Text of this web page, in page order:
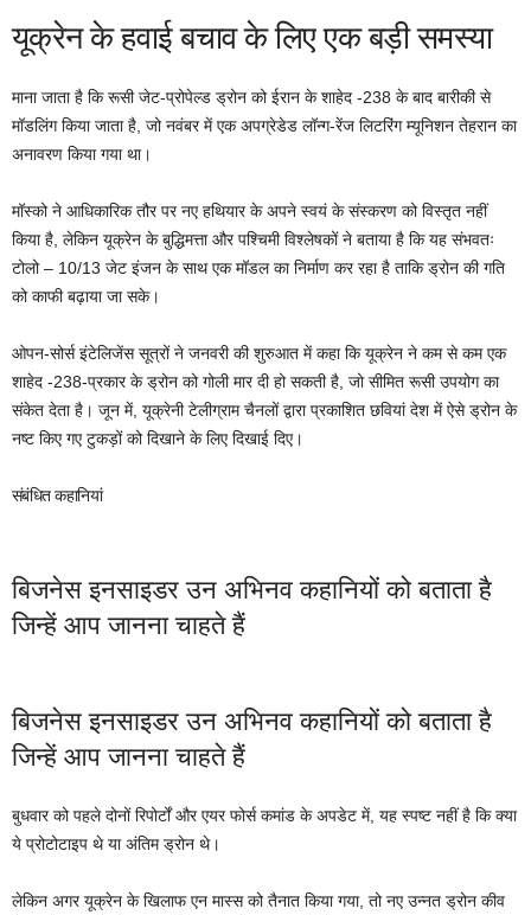
यूक्रेन के हवाई बचाव के लिए एक बड़ी समस्या
माना जाता है कि रूसी जेट-प्रोपेल्ड ड्रोन को ईरान के शाहेद -238 के बाद बारीकी से
मॉडलिंग किया जाता है, जो नवंबर में एक अपग्रेडेड लॉन्ग-रेंज लिटरिंग म्यूनिशन तेहरान का
अनावरण किया गया था।
मॉस्को ने आधिकारिक तौर पर नए हथियार के अपने स्वयं के संस्करण को विस्तृत नहीं
किया है, लेकिन यूक्रेन के बुद्धिमत्ता और पश्चिमी विश्लेषकों ने बताया है कि यह संभवतः
टोलो – 10/13 जेट इंजन के साथ एक मॉडल का निर्माण कर रहा है ताकि ड्रोन की गति
को काफी बढ़ाया जा सके।
ओपन-सोर्स इंटेलिजेंस सूत्रों ने जनवरी की शुरुआत में कहा कि यूक्रेन ने कम से कम एक
शाहेद -238-प्रकार के ड्रोन को गोली मार दी हो सकती है, जो सीमित रूसी उपयोग का
संकेत देता है। जून में, यूक्रेनी टेलीग्राम चैनलों द्वारा प्रकाशित छवियां देश में ऐसे ड्रोन के
नष्ट किए गए टुकड़ों को दिखाने के लिए दिखाई दिए।
संबंधित कहानियां
बिजनेस इनसाइडर उन अभिनव कहानियों को बताता है
जिन्हें आप जानना चाहते हैं
बिजनेस इनसाइडर उन अभिनव कहानियों को बताता है
जिन्हें आप जानना चाहते हैं
बुधवार को पहले दोनों रिपोर्टों और एयर फोर्स कमांड के अपडेट में, यह स्पष्ट नहीं है कि क्या
ये प्रोटोटाइप थे या अंतिम ड्रोन थे।
लेकिन अगर यूक्रेन के खिलाफ एन मास्स को तैनात किया गया, तो नए उन्नत ड्रोन कीव